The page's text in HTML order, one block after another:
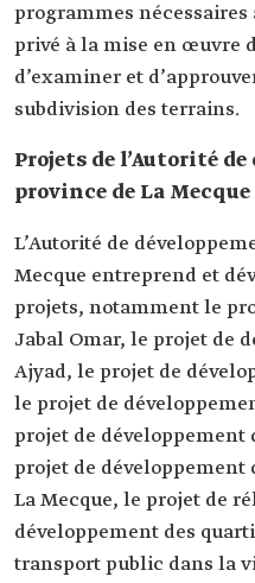
programmes
privé à la mise en œuvre
d’examiner et
subdivision des terrains.
Projets de l’Autorité
province de La Mecque
L’Autorité de
Mecque entreprend et
projets, notamment le
Jabal Omar, le projet de
Ajyad, le projet de
le projet de
projet de développement
projet de développement
La Mecque, le projet de
développement des
transport public dans la